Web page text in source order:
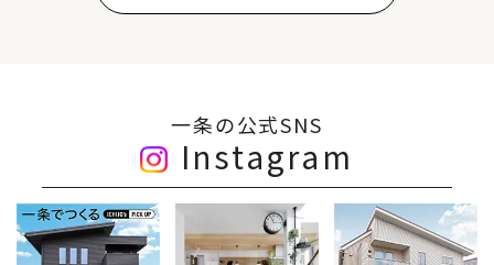
一条の公式SNS
Instagram